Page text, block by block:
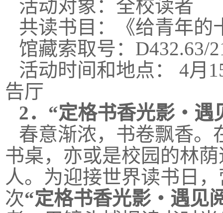
活动对象：全校读者
共读书目：《给青年的
馆藏索取号：D432.63/
活动时间和地点： 4月
告厅
2． “定格书香光影・遇
春意渐浓，书卷飘香。
书桌，亦或是校园的林
人。为迎接世界读书日
次“定格书香光影・遇见